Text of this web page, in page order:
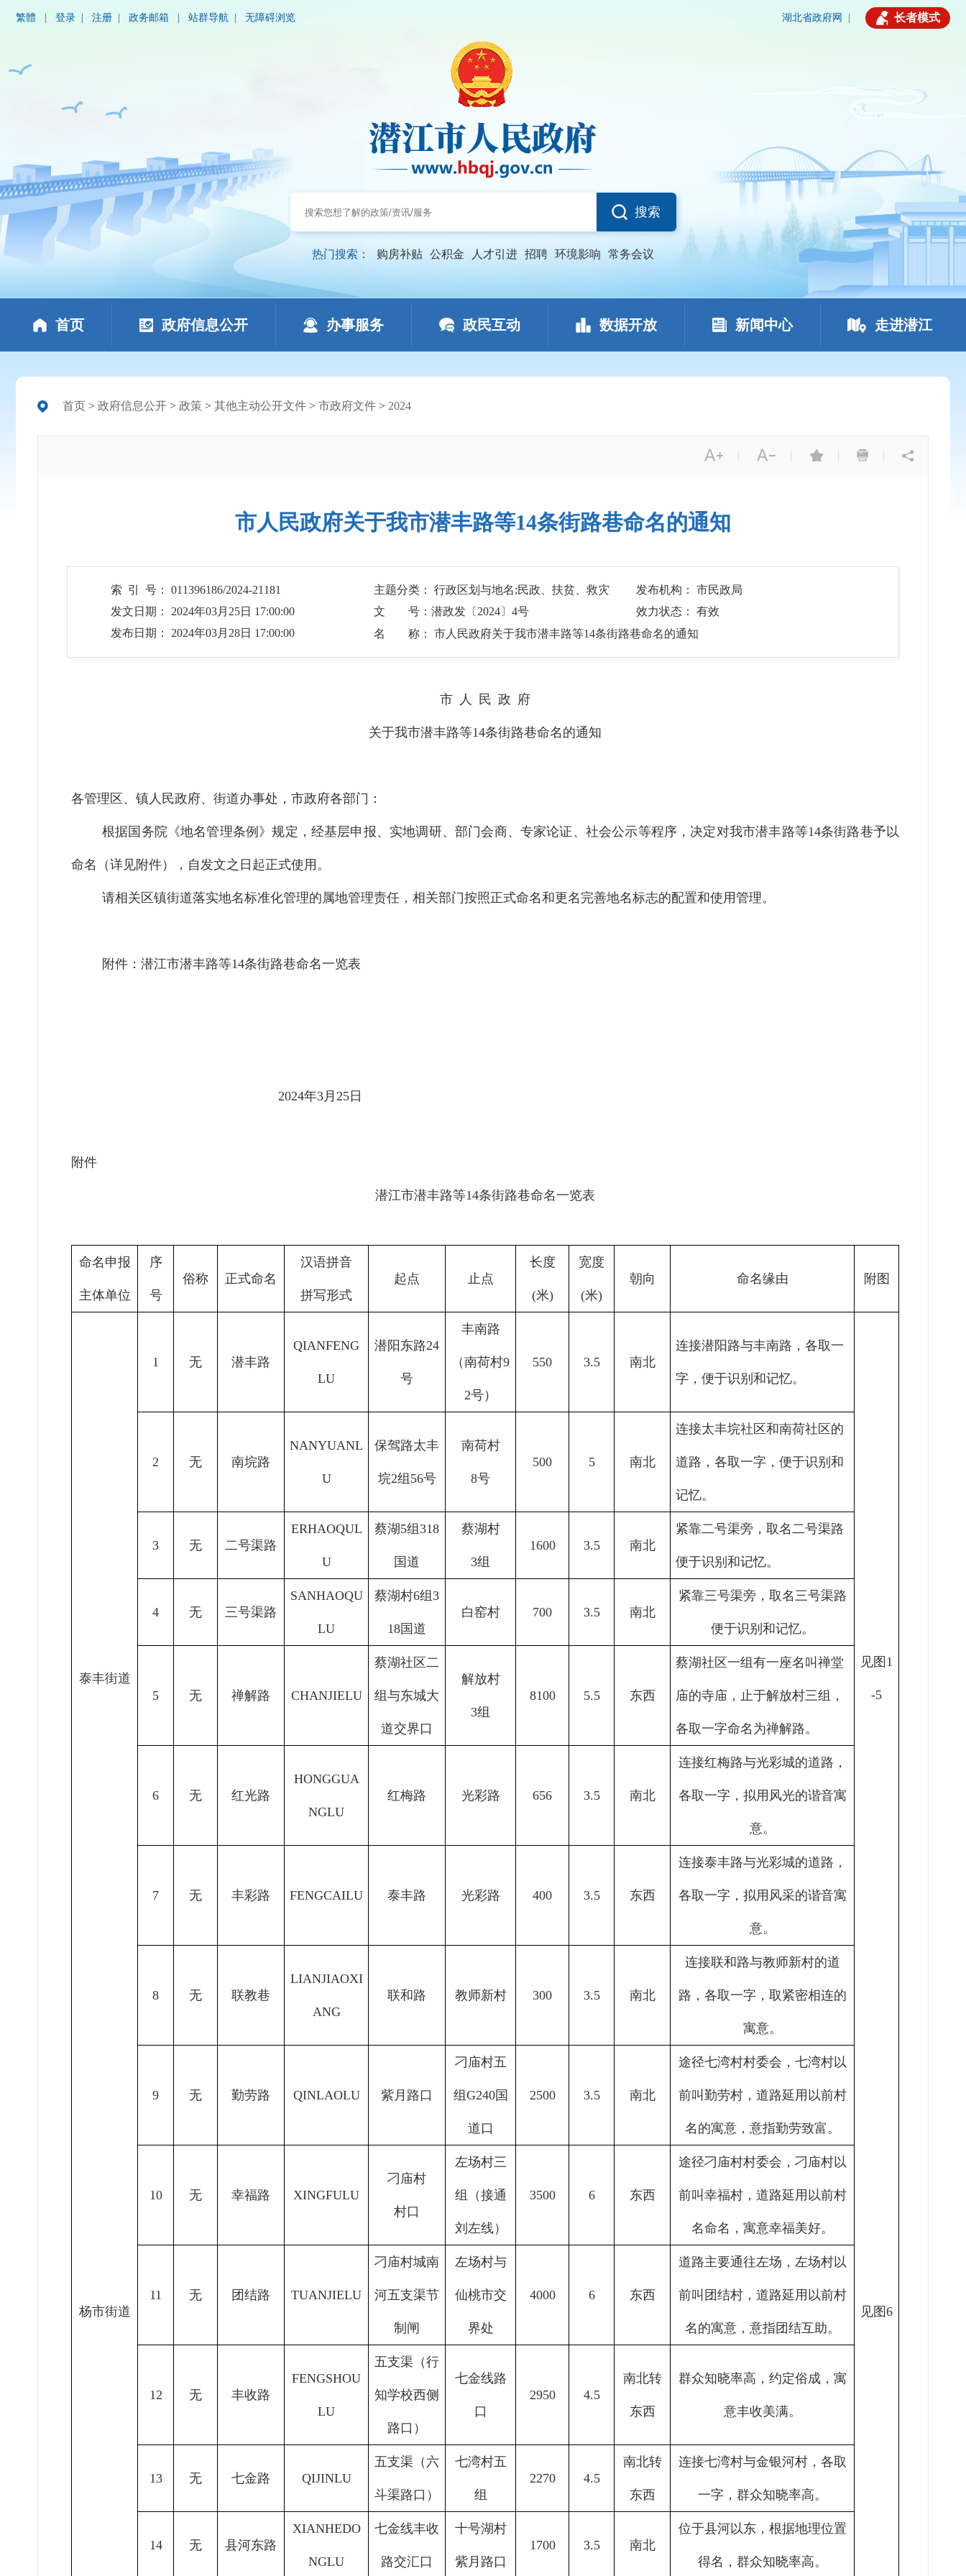
繁體 登录 注册 政务邮箱 站群导航 无障碍浏览 湖北省政府网 长者模式
搜索
热门搜索： 购房补贴 公积金 人才引进 招聘 环境影响 常务会议
首页 政府信息公开 办事服务 政民互动 数据开放 新闻中心 走进潜江
首页 > 政府信息公开 > 政策 > 其他主动公开文件 > 市政府文件 > 2024
| | | |
市人民政府关于我市潜丰路等14条街路巷命名的通知
索 引 号： 011396186/2024-21181 主题分类： 行政区划与地名;民政、扶贫、救灾
发布机构： 市民政局
发文日期： 2024年03月25日 17:00:00
文 号：潜政发〔2024〕4号
效力状态： 有效
发布日期： 2024年03月28日 17:00:00
名 称： 市人民政府关于我市潜丰路等14条街路巷命名的通知
市 人 民 政 府
关于我市潜丰路等14条街路巷命名的通知
各管理区、镇人民政府、街道办事处，市政府各部门：
根据国务院《地名管理条例》规定，经基层申报、实地调研、部门会商、专家论证、社会公示等程序，决定对我市潜丰路等14条街路巷予以
命名（详见附件）， 自发文之日起正式使用。
请相关区镇街道落实地名标准化管理的属地管理责任 ， 相关部门按照正式命名和更名完善地名标志的配置和使用管理。
附件：潜江市潜丰路等14条街路巷命名一览表
2024年3月 25 日
附件
潜江市潜丰路等14条街路巷命名一览表
命名申报
主体单位
序
号
俗称 正式命名
汉语拼音
拼写形式
起点 止点
长度
(米)
宽度
(米)
朝向 命名缘由 附图
泰丰街道
1 无 潜丰路
QIANFENG
LU
潜阳东路24
号
丰南路
（南荷村9
2号）
550 3.5 南北
连接潜阳路与丰南路 ，各取一
字， 便于识别和记忆。
见图 1
-5
2 无 南垸路
NANYUANL
U
保驾路太丰
垸2组56号
南荷村
8号
500 5 南北
连接太丰垸社区和南荷社区的
道路，各取一字，便于识别和
记忆。
3 无 二号渠路
ERHAOQUL
U
蔡湖5组318
国道
蔡湖村
3组
1600 3.5 南北
紧靠二号渠旁，取名二号渠路
便于识别和记忆。
4 无 三号渠路
SANHAOQU
LU
蔡湖村6组3
18国道
白窑村 700 3.5 南北
紧靠三号渠旁，取名三号渠路
便于识别和记忆。
5 无 禅解路 CHANJIELU
蔡湖社区二
组与东城大
道交界口
解放村
3组
8100 5.5 东西
蔡湖社区一组有一座名叫禅堂
庙的寺庙，止于解放村三组，
各取一字命名为禅解路。
6 无 红光路
HONGGUA
NGLU
红梅路 光彩路 656 3.5 南北
连接红梅路与光彩城的道路，
各取一字，拟用风光的谐音寓
意。
7 无 丰彩路 FENGCAILU 泰丰路 光彩路 400 3.5 东西
连接泰丰路与光彩城的道路，
各取一字，拟用风采的谐音寓
意。
8 无 联教巷
LIANJIAOXI
ANG
联和路 教师新村 300 3.5 南北
连接联和路与教师新村的道
路，各取一字，取紧密相连的
寓意。
杨市街道
9 无 勤劳路 QINLAOLU 紫月路口
刁庙村五
组 G240国
道口
2500 3.5 南北
途径七湾村村委会，七湾村以
前叫勤劳村，道路延用 以前村
名 的寓意， 意指勤劳致富。
见图 6
10 无 幸福路 XINGFULU
刁庙村
村口
左场村三
组（接通
刘左线）
3500 6 东西
途径刁庙村村委会，刁庙村以
前叫幸福村，道路延用 以前村
名命名，寓意幸福美好。
11 无 团结路 TUANJIELU
刁庙村城南
河五支渠节
制闸
左场村与
仙桃市交
界处
4000 6 东西
道路主要通往左场，左场村以
前叫团结村，道路延用 以前村
名 的寓意，意指 团结互助。
12 无 丰收路
FENGSHOU
LU
五支渠（行
知学校西侧
路口）
七金线路
口
2950 4.5
南北转
东西
群众知晓率高，约定俗成，寓
意丰收美满。
13 无 七金路 QIJINLU
五支渠（六
斗渠路口）
七湾村五
组
2270 4.5
南北转
东西
连接七湾村与金银河村，各取
一字，群众知晓率高。
14 无 县河东路
XIANHEDO
NGLU
七金线丰收
路交汇口
十号湖村
紫月路口
1700 3.5 南北
位于县河以东，根据地理位置
得名 ， 群众知晓率高。